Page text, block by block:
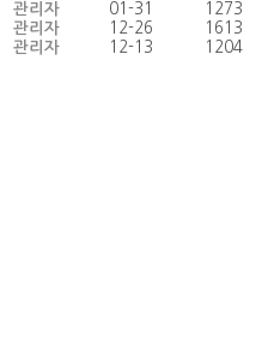
관리자 01-31
1273
관리자 12-26
1613
관리자 12-13 1204